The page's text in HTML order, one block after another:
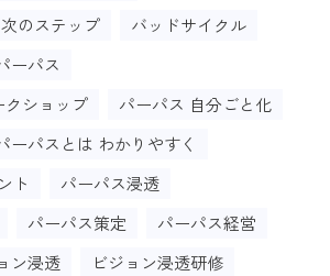
のステップ
バッドサイクル
ーパス
クショップ
パーパス 自分ごと化
ーパスとは わかりやすく
ト
パーパス浸透
パーパス策定
パーパス経営
ン浸透
ビジョン浸透研修